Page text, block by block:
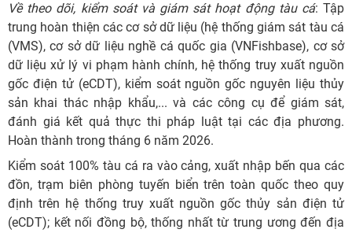
Về theo dõi, kiểm soát và giám sát hoạt động tàu cá: Tập
trung hoàn thiện các cơ sở dữ liệu (hệ thống giám sát tàu cá
(VMS), cơ sở dữ liệu nghề cá quốc gia (VNFishbase), cơ sở
dữ liệu xử lý vi phạm hành chính, hệ thống truy xuất nguồn
gốc điện tử (eCDT), kiểm soát nguồn gốc nguyên liệu thủy
sản khai thác nhập khẩu,... và các công cụ để giám sát,
đánh giá kết quả thực thi pháp luật tại các địa phương.
Hoàn thành trong tháng 6 năm 2026.
Kiểm soát 100% tàu cá ra vào cảng, xuất nhập bến qua các
đồn, trạm biên phòng tuyến biển trên toàn quốc theo quy
định trên hệ thống truy xuất nguồn gốc thủy sản điện tử
(eCDT); kết nối đồng bộ, thống nhất từ trung ương đến địa